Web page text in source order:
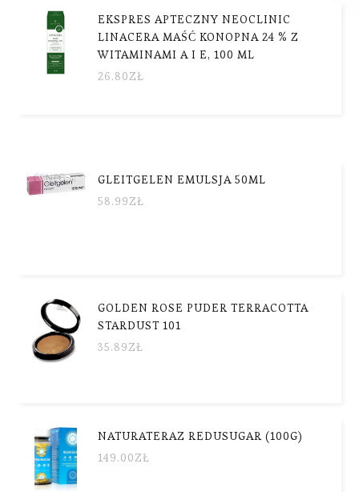
EKSPRES APTECZNY NEOCLINIC
LINACERA MAŚĆ KONOPNA 24 % Z
WITAMINAMI A I E, 100 ML
26.80ZŁ
GLEITGELEN EMULSJA 50ML
58.99ZŁ
GOLDEN ROSE PUDER TERRACOTTA
STARDUST 101
35.89ZŁ
NATURATERAZ REDUSUGAR (100G)
149.00ZŁ